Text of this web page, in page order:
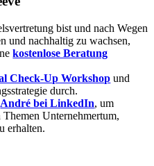
bist und nach Wegen
und nachhaltig zu wachsen,
kostenlose Beratung
Check-Up Workshop und
durch.
André bei LinkedIn, um
Unternehmertum,
erhalten.